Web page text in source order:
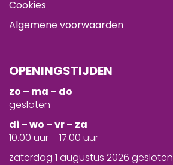
Cookies
Algemene voorwaarden
OPENINGSTIJDEN
zo – ma – do
gesloten
di – wo – vr – za
10.00 uur – 17.00 uur
zaterdag 1 augustus 2026 gesloten